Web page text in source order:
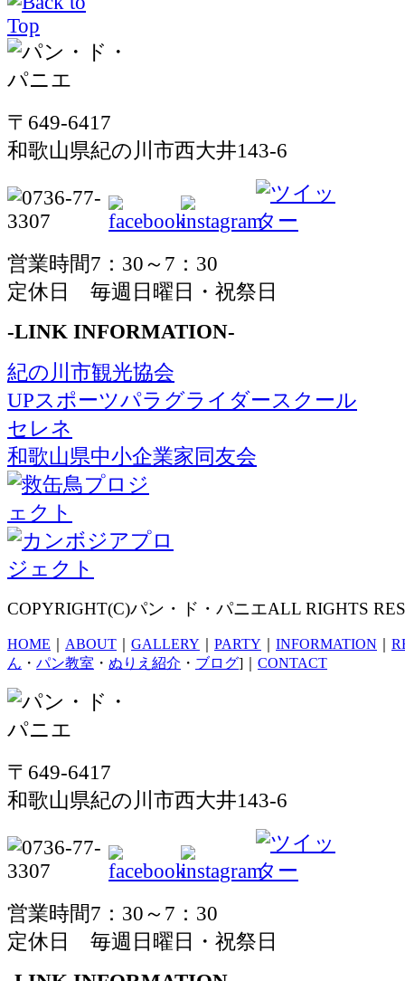
〒649-6417
和歌山県紀の川市西大井143-6
営業時間7：30～7：30
定休日 毎週日曜日・祝祭日
-LINK INFORMATION-
紀の川市観光協会
UPスポーツパラグライダースクール
セレネ
和歌山県中小企業家同友会
COPYRIGHT(C)パン・ド・パニエALL RIGHTS
HOME ABOUT GALLERY PARTY INFORMATION
ん ・ パン教室 ・ ぬりえ紹介 ・ ブログ]｜ CONTACT
〒649-6417
和歌山県紀の川市西大井143-6
営業時間7：30～7：30
定休日 毎週日曜日・祝祭日